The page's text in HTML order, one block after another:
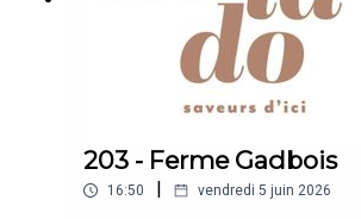
203 - Ferme Gadbois
16:50 vendredi 5 juin 2026